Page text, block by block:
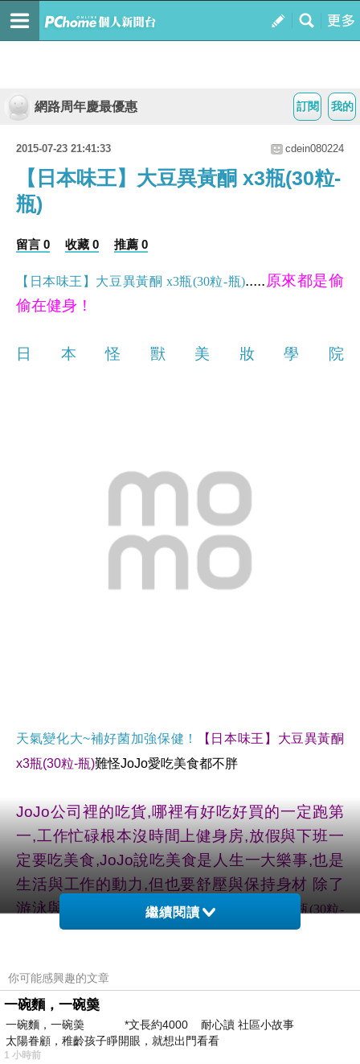
我的
訂閱
網路周年慶最優惠
2015-07-23 21:41:33 cdein080224
【日本味王】大豆異黃酮 x3瓶(30粒-
瓶)
留言 0 收藏 0 推薦 0
【日本味王】大豆異黃酮 x3瓶(30粒-瓶).....原來都是偷
偷在健身！
日本怪獸美妝學院
天氣變化大~補好菌加強保健！
【日本味王】大豆異黃酮
x3瓶(30粒-瓶)難怪JoJo愛吃美食都不胖
JoJo公司裡的吃貨,哪裡有好吃好買的一定跑第
一,工作忙碌根本沒時間上健身房,放假與下班一
定要吃美食,JoJo說吃美食是人生一大樂事,也是
生活與工作的動力,但也要舒壓與保持身材 除了
游泳與固定健走
【日本味王】大豆異黃酮 x3瓶(30粒-
是JoJo減壓與保持身材的祕密【日本味王】大豆
懶惰喔!一定要養成固定的好習慣,再忙再累都要
吃美食,都要紓壓與運動~~是JoJo的名言喔~~
在這裡買的
繼續閱讀
你可能感興趣的文章
一碗麵，一碗羮
一碗麵，一碗羮 *文長約4000 耐心讀 社區小故事
太陽眷顧，稚齡孩子睜開眼，就想出門看看
1 小時前